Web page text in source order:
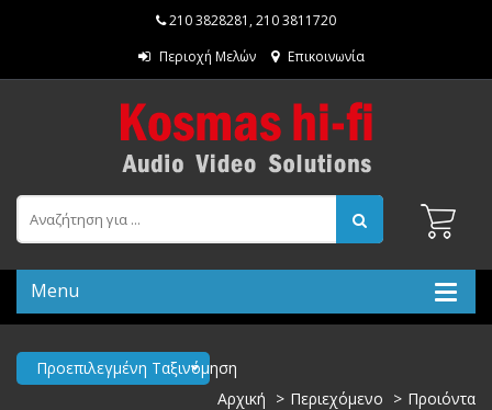
210 3828281 ,210 3811720
Περιοχή Μελών
Επικοινωνία
Menu
Προεπιλεγμένη Ταξινόμηση
Αρχική
Περιεχόμενο
Προιόντα